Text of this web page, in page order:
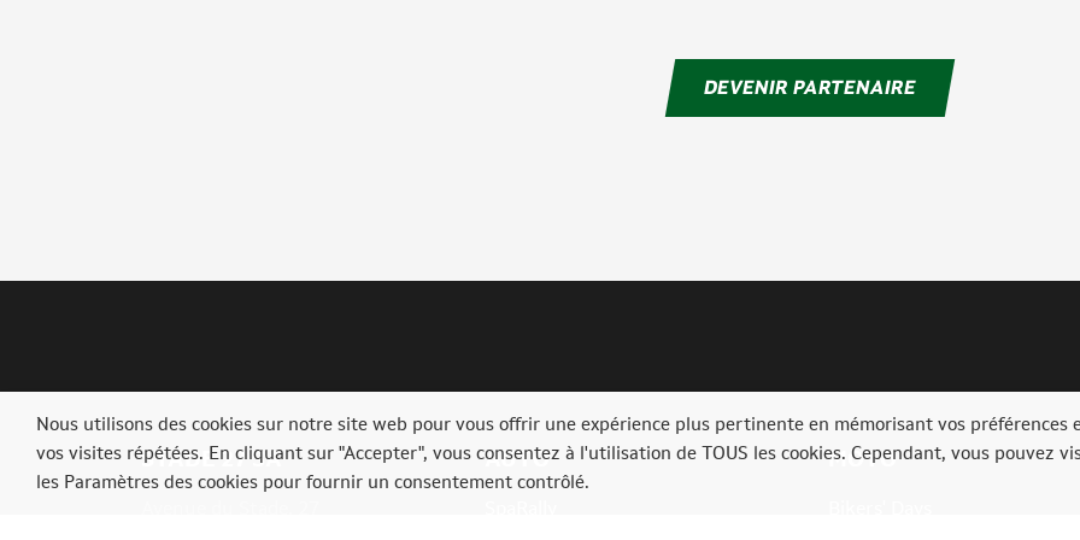
DEVENIR PARTENAIRE
STADE 27 SA AUTO MOTO
Nous utilisons des cookies sur notre site web pour vous offrir une expérience plus pertinente en mémorisant vos préférences
vos visites répétées. En cliquant sur "Accepter", vous consentez à l'utilisation de TOUS les cookies. Cependant, vous pouvez
les Paramètres des cookies pour fournir un consentement contrôlé.